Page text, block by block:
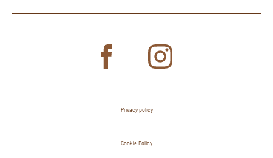
Privacy policy
Cookie Policy